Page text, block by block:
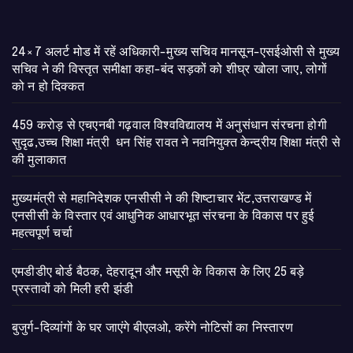
24×7 अलर्ट मोड में रहें अधिकारी-मुख्य सचिव मानसून-एसईओसी से मुख्य
सचिव ने की विस्तृत समीक्षा कहा-बंद सड़कों को शीघ्र खोला जाए, लोगों
को न हो दिक्कत
459 करोड़ से एचएनबी गढ़वाल विश्वविद्यालय में अनुसंधान संरचना होगी
सुदृढ,उच्च शिक्षा मंत्री धन सिंह रावत ने नवनियुक्त केन्द्रीय शिक्षा मंत्री से
की मुलाकात
मुख्यमंत्री से महानिदेशक एनसीसी ने की शिष्टाचार भेंट,उत्तराखण्ड में
एनसीसी के विस्तार एवं आधुनिक आधारभूत संरचना के विकास पर हुई
महत्वपूर्ण चर्चा
एमडीडीए बोर्ड बैठक, देहरादून और मसूरी के विकास के लिए 25 बड़े
प्रस्तावों को मिली हरी झंडी
बुजुर्ग-दिव्यांगों के घर जाएंगे बीएलओ, करेंगे नोटिसों का निस्तारण